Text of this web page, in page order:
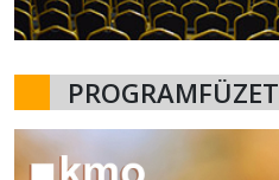
PROGRAMFÜZET